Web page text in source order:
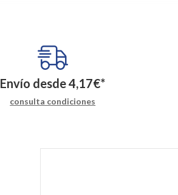
Envío desde4,17€*
consulta condiciones